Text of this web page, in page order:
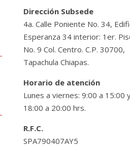
Dirección Subsede
4a. Calle Poniente No. 34,
Esperanza 34 interior: 1er.
No. 9 Col. Centro. C.P. 30700,
Tapachula Chiapas.
Horario de atención
Lunes a viernes: 9:00 a 15:00
18:00 a 20:00 hrs.
R.F.C.
SPA790407AY5